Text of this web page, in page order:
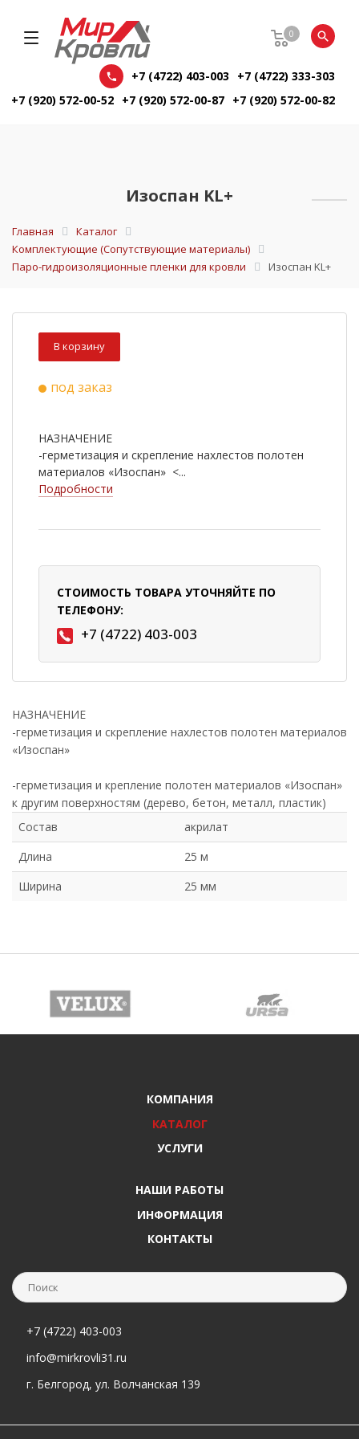
0
+7 (4722) 403-003
+7 (4722) 333-303
+7 (920) 572-00-52 +7 (920) 572-00-87 +7 (920) 572-00-82
Изоспан KL+
Главная
Каталог
Комплектующие (Сопутствующие материалы)
Паро-гидроизоляционные пленки для кровли
Изоспан KL+
В корзину
под заказ
НАЗНАЧЕНИЕ
-герметизация и скрепление нахлестов полотен
материалов «Изоспан» <...
Подробности
СТОИМОСТЬ ТОВАРА УТОЧНЯЙТЕ ПО
ТЕЛЕФОНУ:
+7 (4722) 403-003
НАЗНАЧЕНИЕ
-герметизация и скрепление нахлестов полотен материалов
«Изоспан»
-герметизация и крепление полотен материалов «Изоспан»
к другим поверхностям (дерево, бетон, металл, пластик)
Состав
акрилат
Длина
25 м
Ширина
25 мм
КОМПАНИЯ
КАТАЛОГ
УСЛУГИ
НАШИ РАБОТЫ
ИНФОРМАЦИЯ
КОНТАКТЫ
+7 (4722) 403-003
info@mirkrovli31.ru
г. Белгород, ул. Волчанская 139